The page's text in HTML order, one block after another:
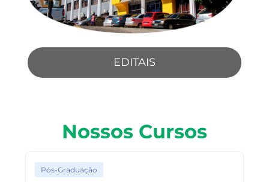
EDITAIS
Nossos Cursos
Pós-Graduação